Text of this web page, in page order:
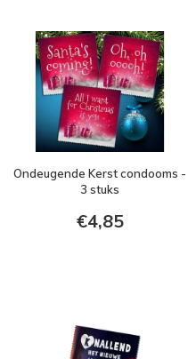
Ondeugende Kerst condooms -
3 stuks
€4,85